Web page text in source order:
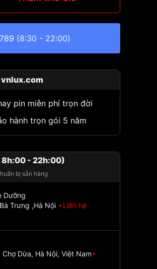
(8:30 - 22:00)
vnlux.com
pin miễn phí trọn đời
hành trọn gói 5 năm
8h:00 - 22h:00)
bị sẵn hàng
Dưỡng
Trưng ,Hà Nội
Liên hệ
Dừa, Hà Nội, Việt Nam